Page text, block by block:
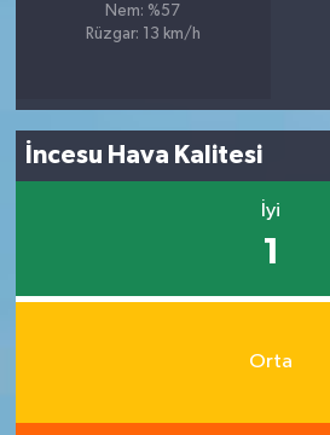
Nem: %57
Rüzgar: 13 km/h
İncesu Hava Kalitesi
İyi
1
Orta